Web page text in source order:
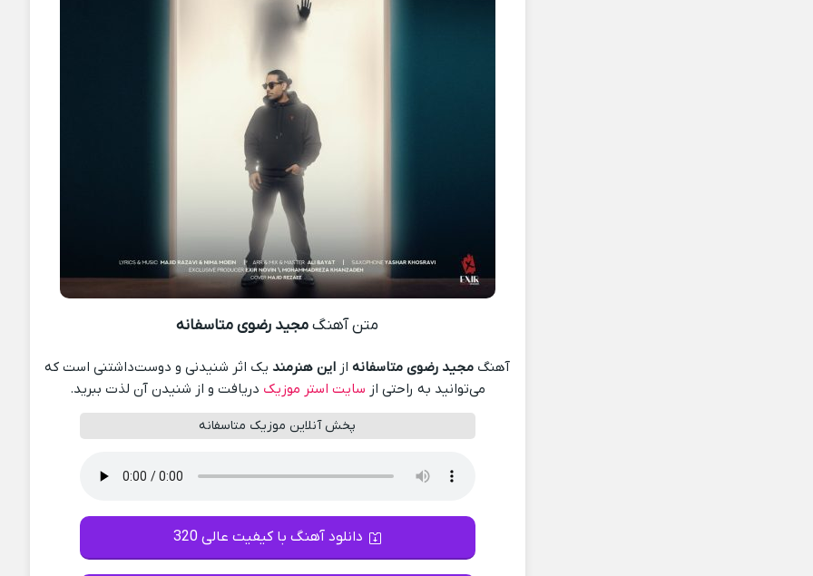
متن آهنگمجید رضوی متاسفانه
آهنگ مجید رضوی متاسفانهاز این هنرمندیک اثر شنیدنی و دوست‌داشتنی است که
می‌توانید به راحتی از سایت استر موزیک دریافت و از شنیدن آن لذت ببرید.
پخش آنلاین موزیک متاسفانه
دانلود آهنگ با کیفیت عالی 320